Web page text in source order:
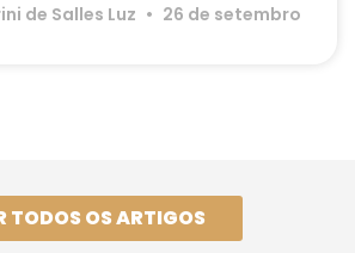
de Salles Luz
26 de setembro
TODOS OS ARTIGOS